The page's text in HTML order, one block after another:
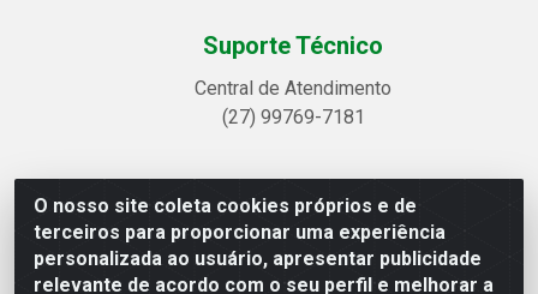
O nosso site coleta cookies próprios e de
terceiros para proporcionar uma experiência
personalizada ao usuário, apresentar publicidade
relevante de acordo com o seu perfil e melhorar a
Suporte Técnico
Central de Atendimento
(27) 99769-7181
Linhavix Distribuidora LTDA - Avenida Alegre, 2521 -
Quadra314 Lote 05 e 07 - Shell, Linhares/ES - CEP
29.901-605 - CNPJ 20.857.514/0001-75